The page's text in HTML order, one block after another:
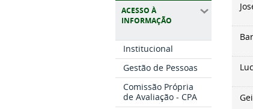
ACESSO À
INFORMAÇÃO
Institucional
Gestão de Pessoas
Comissão Própria
de Avaliação - CPA